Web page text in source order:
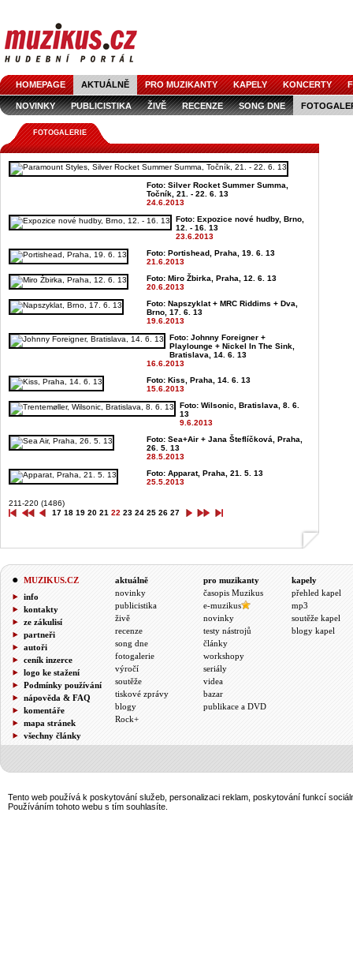
HOMEPAGE AKTUÁLNĚ PRO MUZIKANTY KAPELY KONCERTY
NOVINKY PUBLICISTIKA ŽIVĚ RECENZE SONG DNE
FOTOGALERIE
Foto: Silver Rocket Summer Summa,
Točník, 21. - 22. 6. 13
24.6.2013
Foto: Expozice nové hudby, Brno,
12. - 16. 13
23.6.2013
Foto: Portishead, Praha, 19. 6. 13
21.6.2013
Foto: Miro Žbirka, Praha, 12. 6. 13
20.6.2013
Foto: Napszyklat + MRC Riddims + Dva,
Brno, 17. 6. 13
19.6.2013
Foto: Johnny Foreigner +
Playlounge + Nickel In The Sink,
Bratislava, 14. 6. 13
16.6.2013
Foto: Kiss, Praha, 14. 6. 13
15.6.2013
Foto: Wilsonic, Bratislava, 8. 6.
13
9.6.2013
Foto: Sea+Air + Jana Šteflíčková, Praha,
26. 5. 13
28.5.2013
Foto: Apparat, Praha, 21. 5. 13
25.5.2013
211-220 (1486)
17 18 19 20 21 22 23 24 25 26 27
MUZIKUS.CZ
info
kontakty
ze zákulisí
partneři
autoři
ceník inzerce
logo ke stažení
Podmínky používání
nápověda & FAQ
komentáře
mapa stránek
všechny články
aktuálně
novinky
publicistika
živě
recenze
song dne
fotogalerie
výročí
soutěže
tiskové zprávy
blogy
Rock+
pro muzikanty
časopis Muzikus
e-muzikus
novinky
testy nástrojů
články
workshopy
seriály
videa
bazar
publikace a DVD
kapely
přehled kapel
mp3
soutěže kapel
blogy kapel
Tento web používá k poskytování služeb, personalizaci reklam, poskytování funkcí
Používáním tohoto webu s tím souhlasíte.